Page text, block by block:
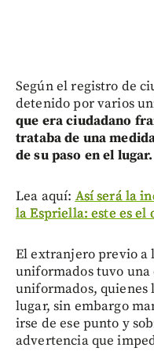
Según el registro de
detenido por varios
que era ciudadano
trataba de una
de su paso en el lugar.
Lea aquí: Así será la
la Espriella: este es el
El extranjero previo a
uniformados tuvo una
uniformados,
lugar, sin embargo
irse de ese punto y
advertencia que